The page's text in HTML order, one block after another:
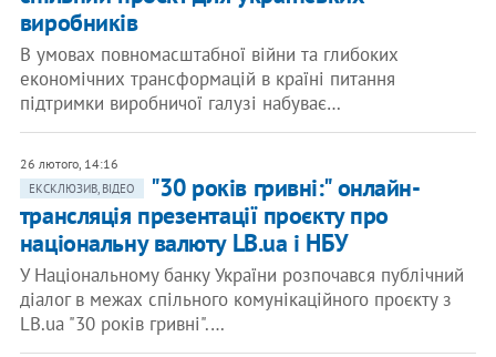
виробників
В умовах повномасштабної війни та глибоких
економічних трансформацій в країні питання
підтримки виробничої галузі набуває…
26 лютого, 14:16
ЕКСКЛЮЗИВ, ВІДЕО
"30 років гривні:" онлайн-
трансляція презентації проєкту про
національну валюту LB.ua і НБУ
У Національному банку України розпочався публічний
діалог в межах спільного комунікаційного проєкту з
LB.ua "30 років гривні".…